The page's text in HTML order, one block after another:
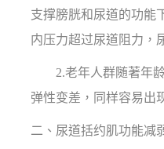
支撑膀胱和尿道的功能
内压力超过尿道阻力，
2.老年人群随著年龄
弹性变差，同样容易出
二、尿道括约肌功能减